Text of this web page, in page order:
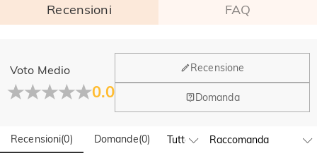
Recensioni FAQ
Voto Medio
0.0
Recensione
Domanda
Recensioni(0) Domande(0)
Generale
Dove si trova la tua azienda?
La sede principale è a Los Angeles, in California, mentre il
Kong.
Sì! Attualmente abbiamo un flagship store in Spagna e un
pop-up store a Singapore, dove i clienti locali possono fare